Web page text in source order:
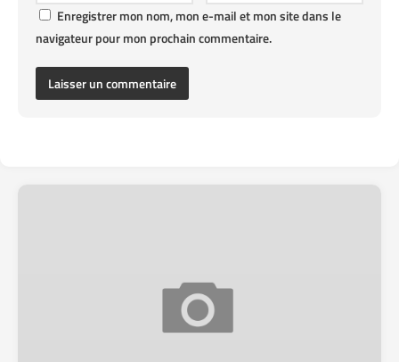
Enregistrer mon nom, mon e-mail et mon site dans le
navigateur pour mon prochain commentaire.